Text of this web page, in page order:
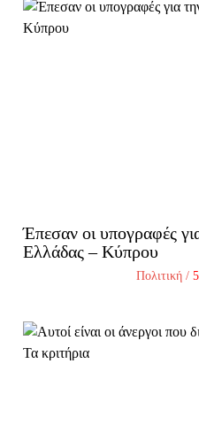
Έπεσαν οι υπογραφές
Ελλάδας – Κύπρου
Πολιτική/